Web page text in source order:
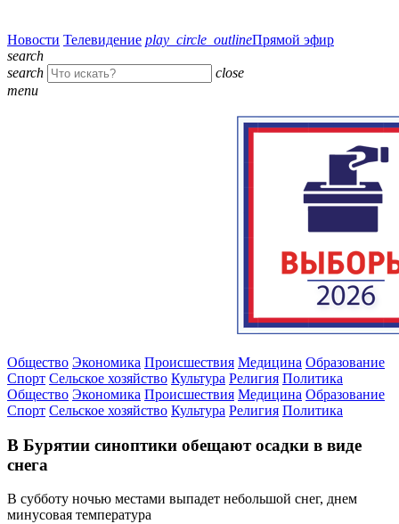
Новости Телевидение play_circle_outlineПрямой эфир
search
search
close
menu
Общество Экономика Происшествия Медицина Образование
Спорт Сельское хозяйство Культура Религия Политика
Общество Экономика Происшествия Медицина Образование
Спорт Сельское хозяйство Культура Религия Политика
В Бурятии синоптики обещают осадки в виде
снега
В субботу ночью местами выпадет небольшой снег, днем
минусовая температура